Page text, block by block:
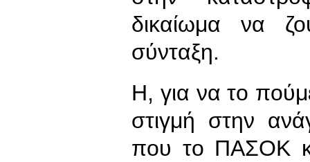
δικαίωμα να
σύνταξη.
Η, για να το
στιγμή στην
που το ΠΑΣΟΚ